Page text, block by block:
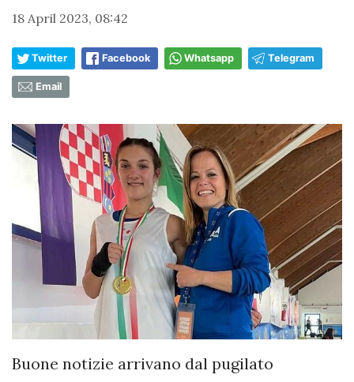
18 April 2023, 08:42
Twitter Facebook Whatsapp Telegram
Email
Buone notizie arrivano dal pugilato